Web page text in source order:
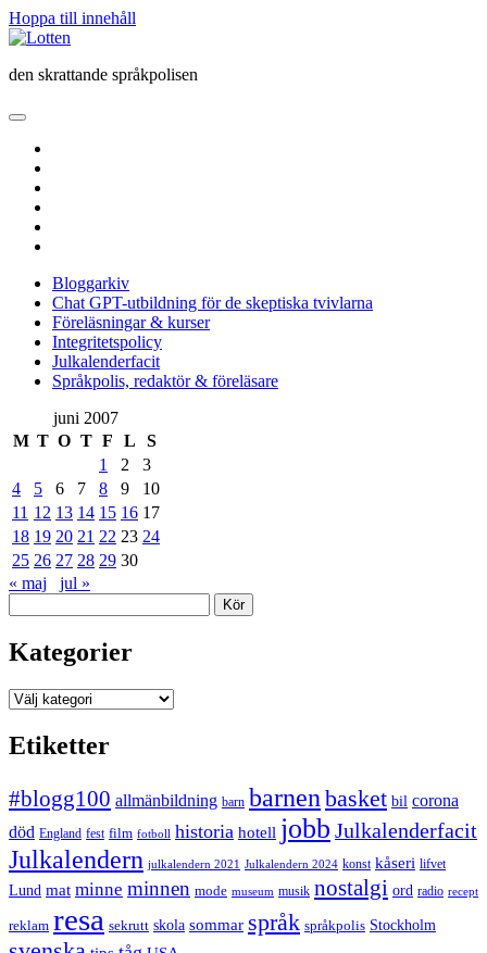
Hoppa till innehåll
Lotten
den skrattande språkpolisen
öppna
meny
Bloggarkiv
Chat GPT-utbildning för de skeptiska tvivlarna
Föreläsningar & kurser
Integritetspolicy
Julkalenderfacit
Språkpolis, redaktör & föreläsare
Sidopanel
juni 2007
M T O T F L
S
1
2
3
4
5 6 7 8 9
10
11 12 13 14 15 16 17
18 19 20 21 22 23 24
25 26 27 28 29 30
« maj
jul »
Kategorier
Kategorier
Etiketter
#blogg100 allmänbildning barn barnen basket bil corona
död England fest film fotboll historia hotell jobb Julkalenderfacit
Julkalendern julkalendern 2021 Julkalendern 2024 konst kåseri lifvet
Lund mat minne minnen mode museum musik nostalgi ord radio recept
reklam resa sekrutt skola sommar språk språkpolis Stockholm